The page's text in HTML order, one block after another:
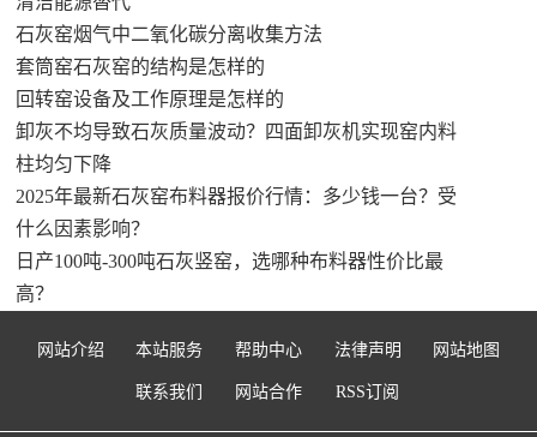
石灰窑烟气中二氧化碳分离收集方法
套筒窑石灰窑的结构是怎样的
回转窑设备及工作原理是怎样的
卸灰不均导致石灰质量波动？四面卸灰机实现窑内料
柱均匀下降
2025年最新石灰窑布料器报价行情：多少钱一台？受
什么因素影响？
日产100吨-300吨石灰竖窑，选哪种布料器性价比最
高？
网站介绍 本站服务 帮助中心 法律声明 网站地图
联系我们 网站合作 RSS订阅